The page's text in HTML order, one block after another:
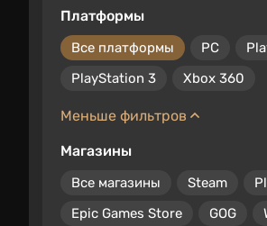
Платформы
Все платформы PC
PlayStation 3
Xbox 360
Меньше фильтров
Магазины
Все магазины Steam
Epic Games Store
GOG